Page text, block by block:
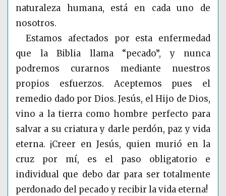
naturaleza humana, está en cada uno de
nosotros.
Estamos afectados por esta enfermedad
que la Biblia llama “pecado”, y nunca
podremos curarnos mediante nuestros
propios esfuerzos. Aceptemos pues el
remedio dado por Dios. Jesús, el Hijo de Dios,
vino a la tierra como hombre perfecto para
salvar a su criatura y darle perdón, paz y vida
eterna. ¡Creer en Jesús, quien murió en la
cruz por mí, es el paso obligatorio e
individual que debo dar para ser totalmente
perdonado del pecado y recibir la vida eterna!